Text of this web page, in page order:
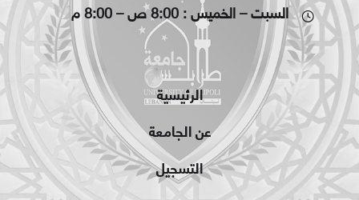
السبت – الخميس : 8:00 ص – 8:00 م
الرئيسية
عن الجامعة
التسجيل